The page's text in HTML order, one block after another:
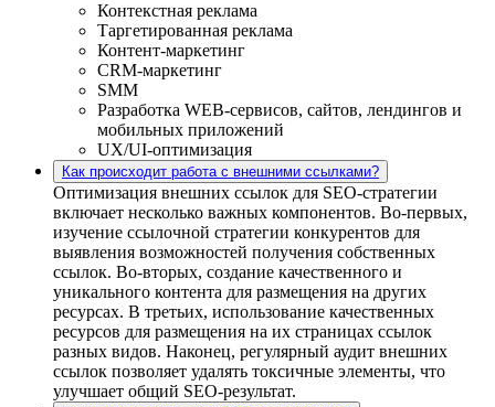
Контекстная реклама
Таргетированная реклама
Контент-маркетинг
CRM-маркетинг
SMM
Разработка WEB-сервисов, сайтов, лендингов и
мобильных приложений
UX/UI-оптимизация
Как происходит работа с внешними ссылками?
Оптимизация внешних ссылок для SEO-стратегии
включает несколько важных компонентов. Во-первых,
изучение ссылочной стратегии конкурентов для
выявления возможностей получения собственных
ссылок. Во-вторых, создание качественного и
уникального контента для размещения на других
ресурсах. В третьих, использование качественных
ресурсов для размещения на их страницах ссылок
разных видов. Наконец, регулярный аудит внешних
ссылок позволяет удалять токсичные элементы, что
улучшает общий SEO-результат.